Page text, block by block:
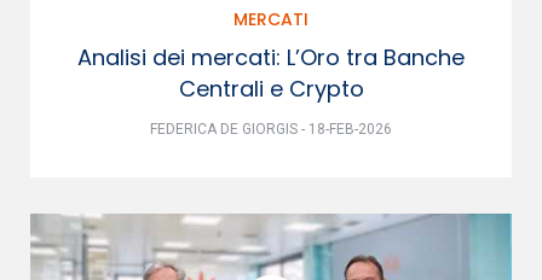
MERCATI
Analisi dei mercati: L’Oro tra Banche
Centrali e Crypto
FEDERICA DE GIORGIS - 18-FEB-2026